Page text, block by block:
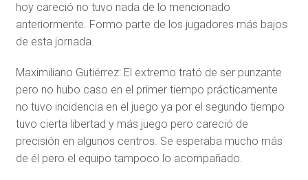
hoy careció no tuvo nada de lo mencionado
anteriormente. Formo parte de los jugadores más bajos
de esta jornada.
Maximiliano Gutiérrez: El extremo trató de ser punzante
pero no hubo caso en el primer tiempo prácticamente
no tuvo incidencia en el juego ya por el segundo tiempo
tuvo cierta libertad y más juego pero careció de
precisión en algunos centros. Se esperaba mucho más
de él pero el equipo tampoco lo acompañado.